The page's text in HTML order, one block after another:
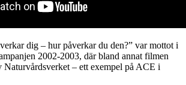
dig – hur påverkar du den?” var mottot i
2002-2003, där bland annat filmen
Naturvårdsverket – ett exempel på ACE i